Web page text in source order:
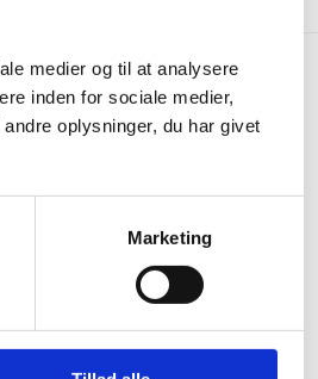
medier og til at analysere
inden for sociale medier,
oplysninger, du har givet
Marketing